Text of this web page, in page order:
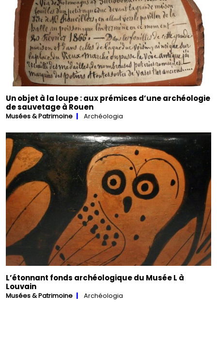
Un objet à la loupe : aux prémices d’une archéologie
de sauvetage à Rouen
Musées & Patrimoine Archéologia
L’étonnant fonds archéologique du Musée L à
Louvain
Musées & Patrimoine Archéologia